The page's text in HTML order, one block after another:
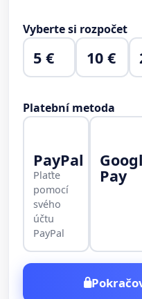
Vyberte si rozpočet
5 € 10 €
Platební metoda
PayPal
Plaťte
pomocí
svého
účtu
PayPal
Pay